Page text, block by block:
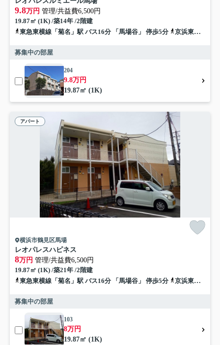
9.8万円 管理/共益費6,500円
19.87㎡ (1K) /築14年 /2階建
東急東横線「菊名」駅 バス16分 「馬場谷」 停歩5分
京浜東北線「鶴見」駅 バス17分 「馬場谷」 停歩5分
募集中の部屋
204
9.8万円
19.87㎡ (1K)
アパート
横浜市鶴見区馬場
レオパレスハピネス
8万円 管理/共益費6,500円
19.87㎡ (1K) /築21年 /2階建
東急東横線「菊名」駅 バス16分 「馬場谷」 停歩5分
京浜東北線「鶴見」駅 バス17分 「馬場谷」 停歩5分
募集中の部屋
103
8万円
19.87㎡ (1K)